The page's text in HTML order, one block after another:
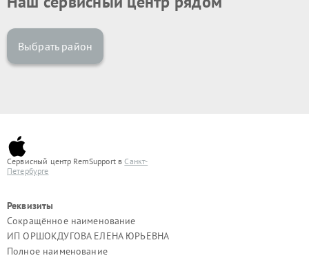
Выбрать район
Сервисный центр RemSupport вСанкт-
Петербурге
Реквизиты
Сокращённое наименование
ИП ОРШОКДУГОВА ЕЛЕНА ЮРЬЕВНА
Полное наименование